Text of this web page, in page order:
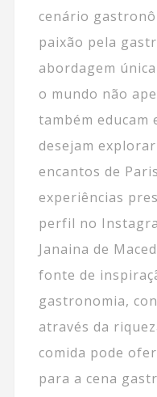
cenário
paixão pela
abordagem
o mundo não
também educam
desejam
encantos de
experiências
perfil no
Janaina de
fonte de
gastronomia,
através da
comida pode
para a cena